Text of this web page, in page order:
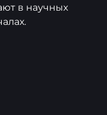
в научных